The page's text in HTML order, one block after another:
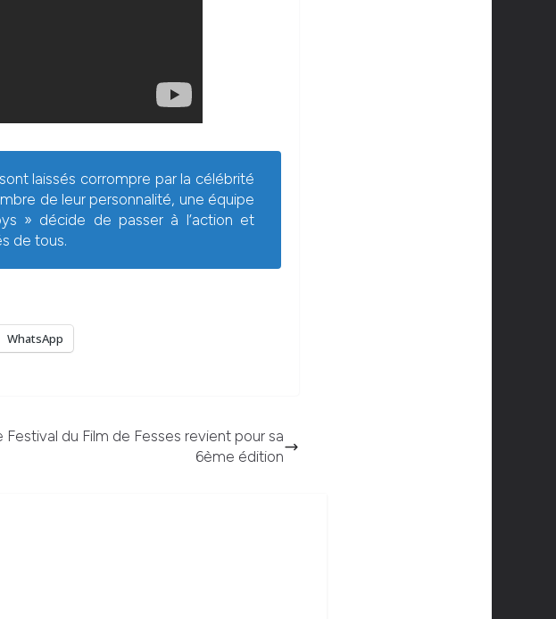
laissés corrompre par la célébrité
de leur personnalité, une équipe
» décide de passer à l’action et
de tous.
WhatsApp
Festival du Film de Fesses revient pour sa
6ème édition